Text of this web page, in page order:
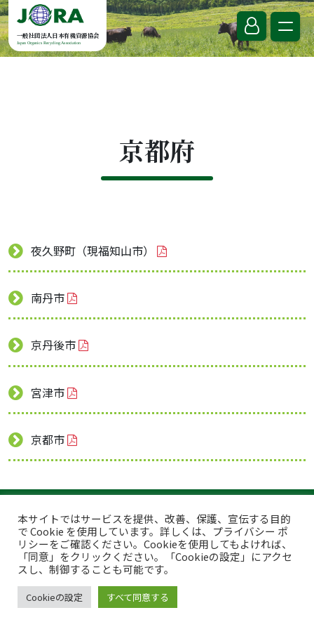
Skip to content
一般社団法人日本有機資源協会
Japan Organics Recycling Association
京都府
夜久野町（現福知山市）
南丹市
京丹後市
宮津市
京都市
このサイトについて
Copyright © Japan Organics Recycling Association. All rights reserved.
本サイトではサービスを提供、改善、保護、宣伝する目的
で Cookie を使用しています。詳しくは、プライバシー ポ
リシーをご確認ください。Cookieを使用してもよければ、
「同意」をクリックください。「Cookieの設定」にアクセ
スし、制御することも可能です。
Cookieの設定 すべて同意する